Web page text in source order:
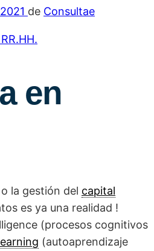
de Consultae
en
o la gestión del capital
es ya una realidad !
(procesos cognitivos
(autoaprendizaje